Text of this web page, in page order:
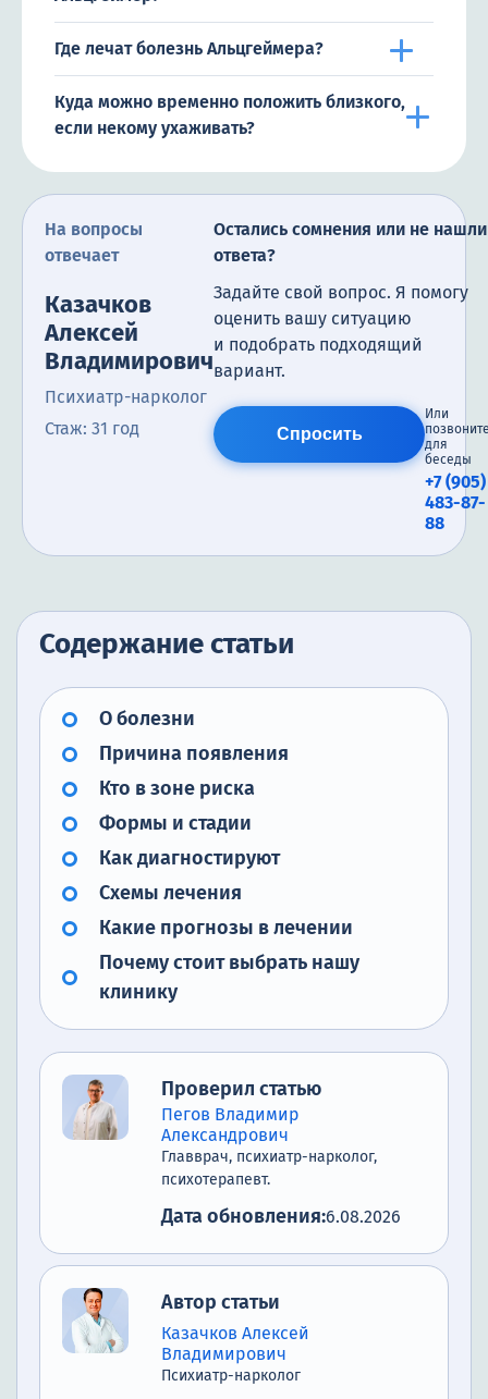
Где лечат болезнь Альцгеймера?
Куда можно временно положить близкого,
если некому ухаживать?
На вопросы
отвечает
Казачков
Алексей
Владимирович
Психиатр-нарколог
Стаж: 31 год
Остались сомнения или не нашли
ответа?
Задайте свой вопрос. Я помогу
оценить вашу ситуацию
и подобрать подходящий
вариант.
Спросить
Или
для
беседы
+7 (905)
483-87-
88
Содержание статьи
О болезни
Причина появления
Кто в зоне риска
Формы и стадии
Как диагностируют
Схемы лечения
Какие прогнозы в лечении
Почему стоит выбрать нашу
клинику
Проверил статью
Пегов Владимир
Александрович
Главврач, психиатр-нарколог,
психотерапевт.
Дата обновления:6.08.2026
Автор статьи
Казачков Алексей
Владимирович
Психиатр-нарколог